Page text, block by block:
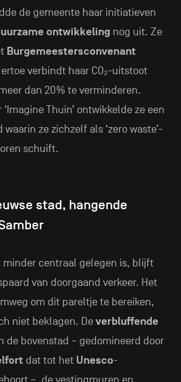
de gemeente haar initiatieven
ontwikkeling nog uit. Ze
Burgemeestersconvenant
verbindt haar CO₂-uitstoot
dan 20% te verminderen.
Thuin’ ontwikkelde ze een
ze zichzelf als ‘zero waste’-
schuift.
stad, hangende
minder centraal gelegen is, blijft
van doorgaand verkeer. Het
om dit pareltje te bereiken,
niet beklagen. Deverbluffende
de bovenstad – gedomineerd door
dat tot het Unesco-